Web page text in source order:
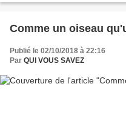
Comme un oiseau
Publié le 02/10/2018 à 22:16
Par QUI VOUS SAVEZ